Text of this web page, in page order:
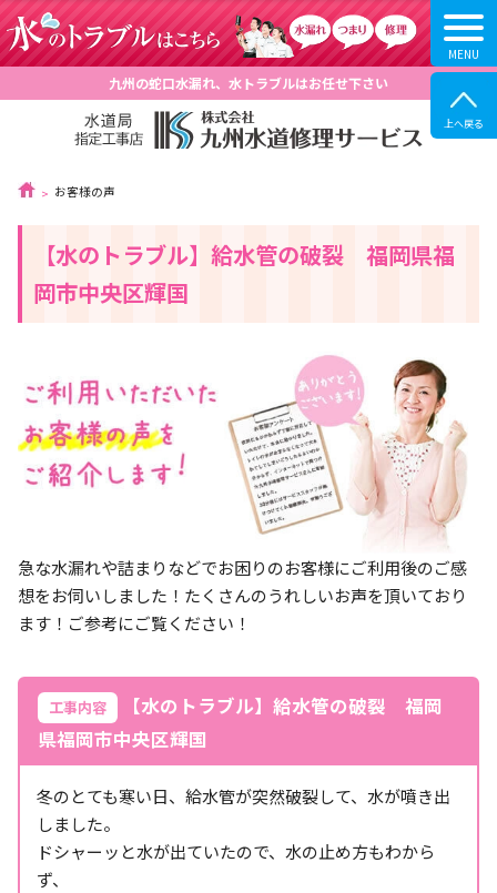
九州の蛇口水漏れ、水トラブルはお任せ下さい
お客様の声
【水のトラブル】給水管の破裂 福岡県福
岡市中央区輝国
急な水漏れや詰まりなどでお困りのお客様にご利用後のご感
想をお伺いしました！たくさんのうれしいお声を頂いており
ます！ご参考にご覧ください！
工事内容
【水のトラブル】給水管の破裂 福岡
県福岡市中央区輝国
冬のとても寒い日、給水管が突然破裂して、水が噴き出
しました。
ドシャーッと水が出ていたので、水の止め方もわから
ず、